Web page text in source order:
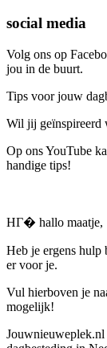
social media
Volg ons op
jou in de buurt.
Tips voor jouw
Wil jij geïnspireerd
Op ons YouTube
handige tips!
HГ� hallo maatje,
Heb je ergens hulp
er voor je.
Vul hierboven je
mogelijk!
Jouwnieuweplek.nl